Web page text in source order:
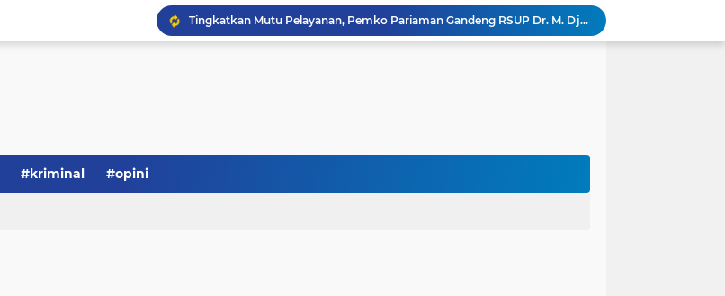
Tingkatkan Mutu Pelayanan, Pemko Pariaman Gandeng RSUP Dr. M. Djamil Padang
Serba-serbi: Tokoh Publik, Citra Publik
Pisah Sambut Kapolres, Yota Balad Tekankan Pentingnya Sinergi Jaga Kondusivitas Daerah
#kriminal #opini